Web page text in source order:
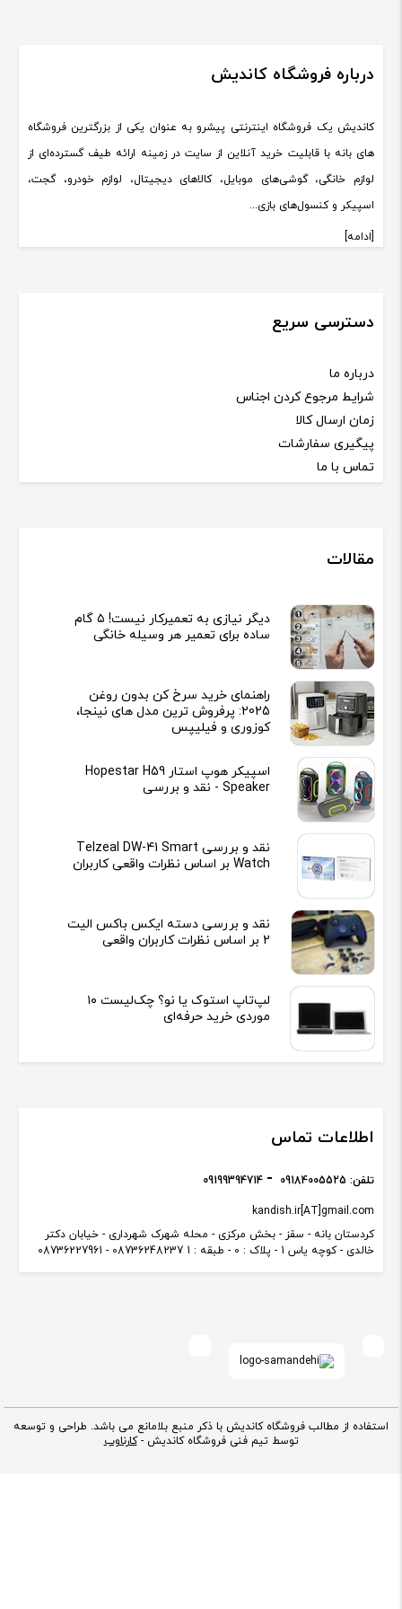
درباره فروشگاه کاندیش
کاندیش یک فروشگاه اینترنتی پیشرو به عنوان یکی از بزرگترین فروشگاه
های بانه با قابلیت خرید آنلاین از سایت در زمینه ارائه طیف گسترده‌ای از
لوازم خانگی، گوشی‌های موبایل، کالاهای دیجیتال، لوازم خودرو، گجت،
اسپیکر و کنسول‌های بازی...
[ادامه]
دسترسی سریع
درباره ما
شرایط مرجوع کردن اجناس
زمان ارسال کالا
پیگیری سفارشات
تماس با ما
مقالات
دیگر نیازی به تعمیرکار نیست! ۵ گام
ساده برای تعمیر هر وسیله خانگی
راهنمای خرید سرخ کن بدون روغن
2025: پرفروش ترین مدل های نینجا،
کوزوری و فیلیپس
اسپیکر هوپ استار Hopestar H59
Speaker - نقد و بررسی
نقد و بررسی Telzeal DW-41 Smart
Watch بر اساس نظرات واقعی کاربران
نقد و بررسی دسته ایکس باکس الیت
2 بر اساس نظرات کاربران واقعی
لپ‌تاپ استوک یا نو؟ چک‌لیست ۱۰
موردی خرید حرفه‌ای
اطلاعات تماس
کردستان بانه - سقز - بخش مرکزی - محله شهرک شهرداری - خیابان دکتر
خالدی - کوچه یاس 1 - پلاک : 0 - طبقه : 1 08736248237 - 08736227961
kandish.ir[AT]gmail.com
تلفن: 09184005525
09199394714
استفاده از مطالب فروشگاه کاندیش با ذکر منبع بلامانع می باشد. طراحی و توسعه
توسط تیم فنی فروشگاه کاندیش -کارناوب